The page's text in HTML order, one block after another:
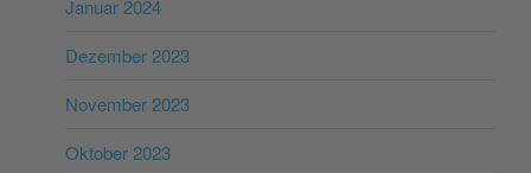
Januar 2024
Dezember 2023
November 2023
Oktober 2023